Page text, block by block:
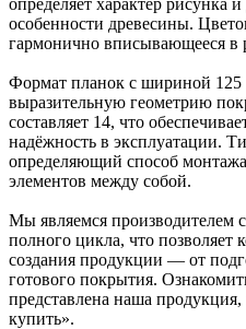
особенности древесины.
гармонично вписывающееся в
Формат планок с шириной
выразительную геометрию
составляет 14, что
надёжность в эксплуатации.
определяющий способ
элементов между собой.
Мы являемся производителем
полного цикла, что позволяет
создания продукции — от
готового покрытия.
представлена наша
купить».